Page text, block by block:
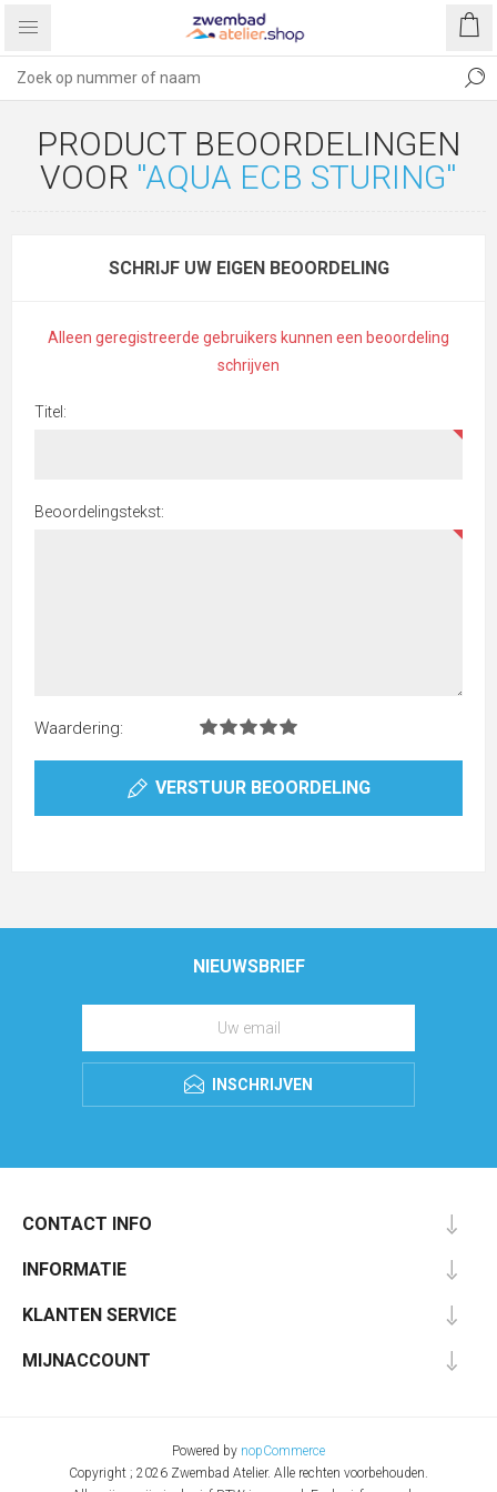
PRODUCT BEOORDELINGEN
VOOR AQUA ECB STURING
SCHRIJF UW EIGEN BEOORDELING
Alleen geregistreerde gebruikers kunnen een beoordeling
schrijven
Titel:
Beoordelingstekst:
Waardering:
VERSTUUR BEOORDELING
NIEUWSBRIEF
INSCHRIJVEN
CONTACT INFO
INFORMATIE
KLANTEN SERVICE
MIJNACCOUNT
Powered by nopCommerce
Copyright ; 2026 Zwembad Atelier. Alle rechten voorbehouden.